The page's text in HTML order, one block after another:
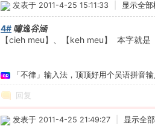
发表于 2011-4-25 15:11:33 显示全部
4#嘯逸谷涵
【cieh meu】、【keh meu】 本字就是
「不律」输入法，顶顶好用个吴语拼音
回复
发表于 2011-4-25 21:49:27 显示全